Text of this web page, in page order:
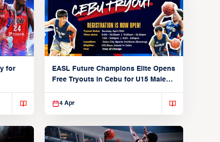
for
EASL Future Champions Elite Opens
Free Tryouts in Cebu for U15 Male
4 Apr